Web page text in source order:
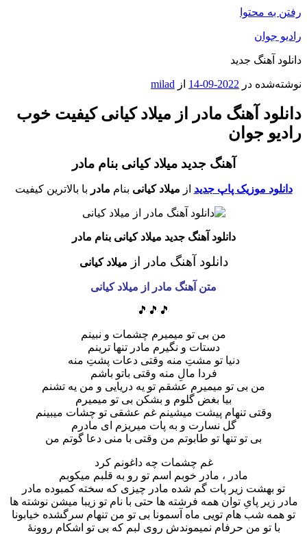
رفتن به محتوا
رادیو جوان
دانلود آهنگ جدید
نوشته‌شده در 2022-09-14 از milad
دانلود آهنگ مادر از میلاد کیانی کیفیت خوب
رادیو جوان
آهنگ جدید میلاد کیانی بنام مادر
دانلود موزیک پاپ جدید از میلاد کیانی بنام مادر با بالاترین کیفیت
دانلود آهنگ جدید میلاد کیانی بنام مادر
دانلود آهنگ مادر از میلاد کیانی
متن آهنگ مادر از میلاد کیانی
🎵🎵🎵
من بی تو میمیرم چشمات و نبینم
دستات و نگیرم مادر تنها ترینم
دنیا تو مشتِ منه وقتی دعات پشتِ منه
فردا مالِ منه وقتی باتو باشم
من بی تو میمیرم عشقم تو یه دریایی و من یه تشنم
بیا بغض گلوم و بشکن بی تو میمیرم
وقتی تنهام پیشت میشینم غم عشقی تو چشات میبینم
گل نسارت و به پات میریزم ای مادرم
بی تو تنها تو طابوتم من وقتی با منی دعا گوتم من
غم چشمات چه داغونم کرد
مادر ، مادر خوبم اسم تو رو به قلبم میکوبم
تو بهشت زیر پات گم شده مادر چیزی که سخته کمبوده مادر
مادر زیر پایِ توان همه فرشته ها حتی با نام تو زیبا میشن نوشته ها
تو همه شب هام تویی ماه آسمونا بی تو من تنهام سرگشده خیابونا
با تو من حرفام نمیموندش روی لبم که بی تو اشکام روونۀ